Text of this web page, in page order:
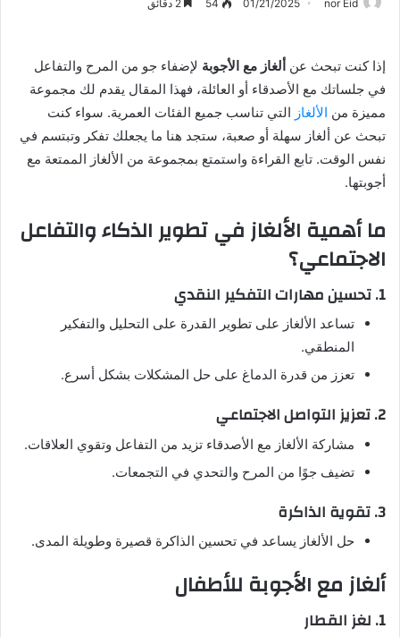
nor Eid
01/21/2025
54
إذا كنت تبحث عن ألغاز مع الأجوبة لإضفاء جو من المرح والتفاعل
في جلساتك مع الأصدقاء أو العائلة، فهذا المقال يقدم لك مجموعة
مميزة من الألغاز التي تناسب جميع الفئات العمرية. سواء كنت
تبحث عن ألغاز سهلة أو صعبة، ستجد هنا ما يجعلك تفكر وتبتسم في
نفس الوقت. تابع القراءة واستمتع بمجموعة من الألغاز الممتعة مع
أجوبتها.
ما أهمية الألغاز في تطوير الذكاء والتفاعل
الاجتماعي؟
1. تحسين مهارات التفكير النقدي
تساعد الألغاز على تطوير القدرة على التحليل والتفكير
المنطقي.
تعزز من قدرة الدماغ على حل المشكلات بشكل أسرع.
2. تعزيز التواصل الاجتماعي
مشاركة الألغاز مع الأصدقاء تزيد من التفاعل وتقوي العلاقات.
تضيف جوًا من المرح والتحدي في التجمعات.
3. تقوية الذاكرة
حل الألغاز يساعد في تحسين الذاكرة قصيرة وطويلة المدى.
ألغاز مع الأجوبة للأطفال
1. لغز القطار